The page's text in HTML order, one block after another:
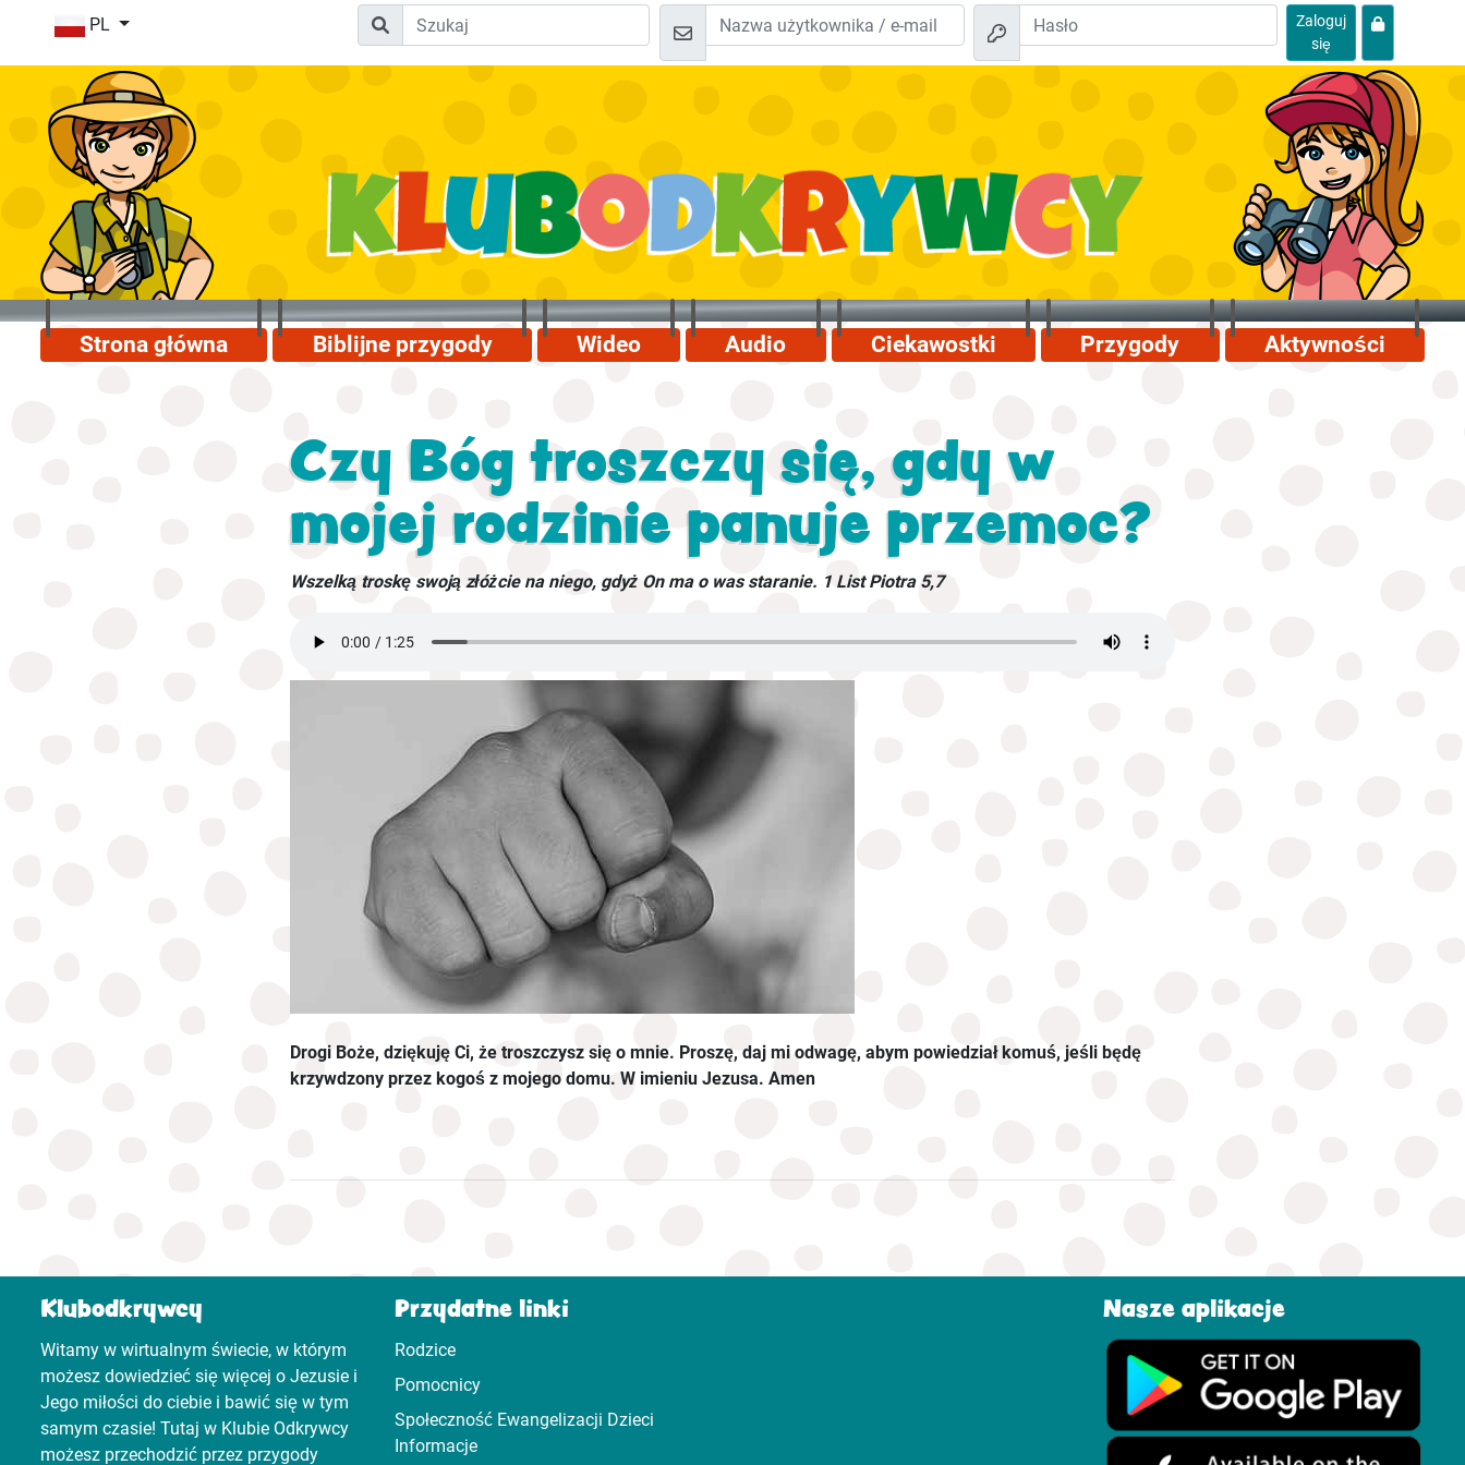
PL
Zaloguj
się
Strona główna Biblijne przygody Wideo Audio Ciekawostki Przygody Aktywności
Czy Bóg troszczy się, gdy w
mojej rodzinie panuje przemoc?
Wszelką troskę swoją złóżcie na niego, gdyż On ma o was staranie. 1 List Piotra 5,7
Drogi Boże, dziękuję Ci, że troszczysz się o mnie. Proszę, daj mi odwagę, abym powiedział komuś, jeśli będę
krzywdzony przez kogoś z mojego domu. W imieniu Jezusa. Amen
Klubodkrywcy
Witamy w wirtualnym świecie, w którym
możesz dowiedzieć się więcej o Jezusie i
Jego miłości do ciebie i bawić się w tym
samym czasie! Tutaj w Klubie Odkrywcy
możesz przechodzić przez przygody
Przydatne linki
Rodzice
Pomocnicy
Społeczność Ewangelizacji Dzieci
Informacje
Nasze aplikacje